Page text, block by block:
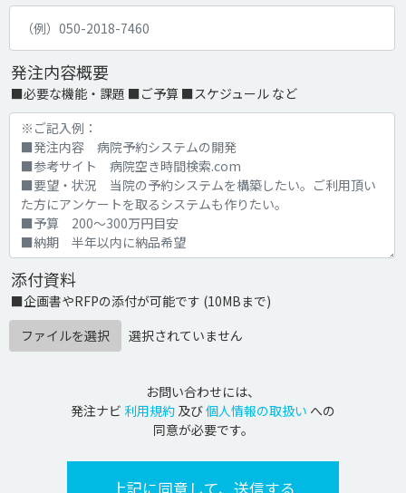
発注内容概要
■必要な機能・課題 ■ご予算 ■スケジュール など
添付資料
■企画書やRFPの添付が可能です (10MBまで)
ファイルを選択
選択されていません
お問い合わせには、
発注ナビ 利用規約 及び個人情報の取扱い への
同意が必要です。